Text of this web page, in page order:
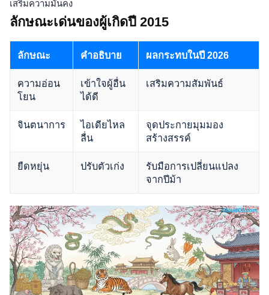
เสริมความมั่นคง
ลักษณะเด่นของผู้เกิดปี 2015
ลักษณะ คำอธิบาย ผลกระทบในปี 2026
ความอ่อน
โยน
เข้าใจผู้อื่น
ได้ดี
เสริมความสัมพันธ์
จินตนาการ
ไอเดียไหล
ลื่น
จุดประกายมุมมอง
สร้างสรรค์
ยืดหยุ่น ปรับตัวเก่ง
รับมือการเปลี่ยนแปลง
จากปีม้า